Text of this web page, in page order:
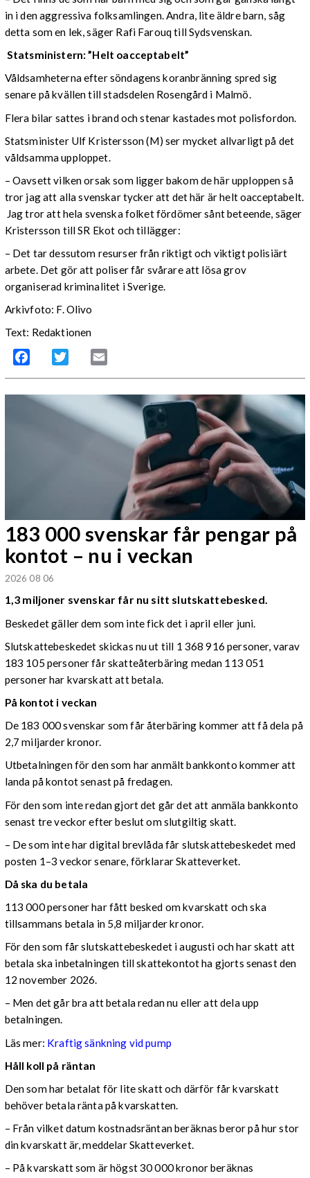
in i den aggressiva folksamlingen. Andra, lite äldre barn, såg
detta som en lek, säger Rafi Farouq till Sydsvenskan.
Statsministern: ”Helt oacceptabelt”
Våldsamheterna efter söndagens koranbränning spred sig
senare på kvällen till stadsdelen Rosengård i Malmö.
Flera bilar sattes i brand och stenar kastades mot polisfordon.
Statsminister Ulf Kristersson (M) ser mycket allvarligt på det
våldsamma upploppet.
– Oavsett vilken orsak som ligger bakom de här upploppen så
tror jag att alla svenskar tycker att det här är helt oacceptabelt.
Jag tror att hela svenska folket fördömer sånt beteende, säger
Kristersson till SR Ekot och tillägger:
– Det tar dessutom resurser från riktigt och viktigt polisiärt
arbete. Det gör att poliser får svårare att lösa grov
organiserad kriminalitet i Sverige.
Arkivfoto: F. Olivo
Text: Redaktionen
Facebook Twitter
183 000 svenskar får pengar på
kontot – nu i veckan
2026 08 06
1,3 miljoner svenskar får nu sitt slutskattebesked.
Beskedet gäller dem som inte fick det i april eller juni.
Slutskattebeskedet skickas nu ut till 1 368 916 personer, varav
183 105 personer får skatteåterbäring medan 113 051
personer har kvarskatt att betala.
På kontot i veckan
De 183 000 svenskar som får återbäring kommer att få dela på
2,7 miljarder kronor.
Utbetalningen för den som har anmält bankkonto kommer att
landa på kontot senast på fredagen.
För den som inte redan gjort det går det att anmäla bankkonto
senast tre veckor efter beslut om slutgiltig skatt.
– De som inte har digital brevlåda får slutskattebeskedet med
posten 1–3 veckor senare, förklarar Skatteverket.
Då ska du betala
113 000 personer har fått besked om kvarskatt och ska
tillsammans betala in 5,8 miljarder kronor.
För den som får slutskattebeskedet i augusti och har skatt att
betala ska inbetalningen till skattekontot ha gjorts senast den
12 november 2026.
– Men det går bra att betala redan nu eller att dela upp
betalningen.
Läs mer: Kraftig sänkning vid pump
Håll koll på räntan
Den som har betalat för lite skatt och därför får kvarskatt
behöver betala ränta på kvarskatten.
– Från vilket datum kostnadsräntan beräknas beror på hur stor
din kvarskatt är, meddelar Skatteverket.
– På kvarskatt som är högst 30 000 kronor beräknas